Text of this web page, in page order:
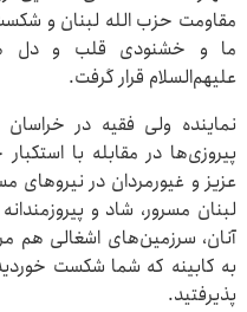
مقاومت حزب الله لبنان و
ما و خشنودی قلب و دل
علیهم‌السلام قرار گرفت.
نماینده ولی فقیه در
پیروزی‌ها در مقابله با
عزیز و غیورمردان در نیروهای
لبنان مسرور، شاد و
آنان، سرزمین‌های اشغالی هم
به کابینه که شما شکست
پذیرفتید.